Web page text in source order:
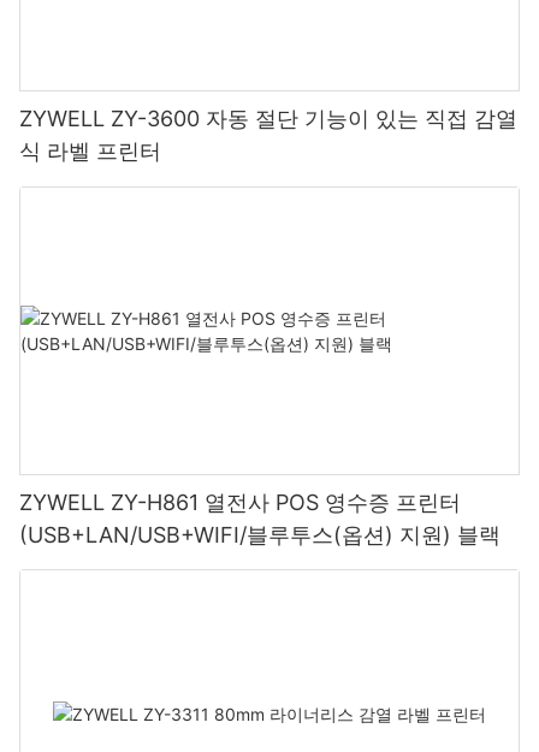
ZYWELL ZY-3600 자동 절단 기능이 있는 직접 감열
식 라벨 프린터
ZYWELL ZY-H861 열전사 POS 영수증 프린터
(USB+LAN/USB+WIFI/블루투스(옵션) 지원) 블랙